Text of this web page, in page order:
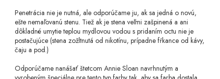
Penetrácia nie je nutná, ale odporúčame ju, ak sa jedná o novú,
ešte nemaľovanú stenu. Tiež ak je stena veľmi zašpinená a ani
dôkladné umytie teplou mydlovou vodou s pridaním octu nie je
postačujúce (stena zožltnutá od nikotínu, prípadne fŕkance od kávy,
čaju a pod.)
Odporúčame nanášať štetcom Annie Sloan navrhnutým a